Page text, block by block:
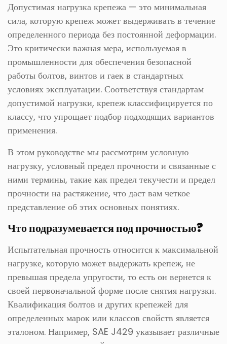
Допустимая нагрузка крепежа — это минимальная
сила, которую крепеж может выдерживать в течение
определенного периода без постоянной деформации.
Это критически важная мера, используемая в
промышленности для обеспечения безопасной
работы болтов, винтов и гаек в стандартных
условиях эксплуатации. Соответствуя стандартам
допустимой нагрузки, крепеж классифицируется по
классу, что упрощает подбор подходящих вариантов
применения.
В этом руководстве мы рассмотрим условную
нагрузку, условный предел прочности и связанные с
ними термины, такие как предел текучести и предел
прочности на растяжение, что даст вам четкое
представление об этих основных понятиях.
Что подразумевается под прочностью?
Испытательная прочность относится к максимальной
нагрузке, которую может выдержать крепеж, не
превышая предела упругости, то есть он вернется к
своей первоначальной форме после снятия нагрузки.
Квалификация болтов и других крепежей для
определенных марок или классов свойств является
эталоном. Например, SAE J429 указывает различные